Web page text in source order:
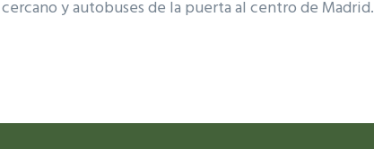
y autobuses de la puerta al centro de Madrid.